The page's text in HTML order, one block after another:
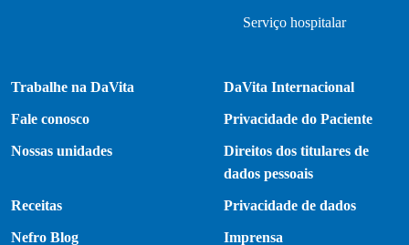
Serviço hospitalar
Trabalhe na DaVita DaVita Internacional
Fale conosco Privacidade do Paciente
Nossas unidades
Direitos dos titulares de
dados pessoais
Receitas Privacidade de dados
Nefro Blog Imprensa